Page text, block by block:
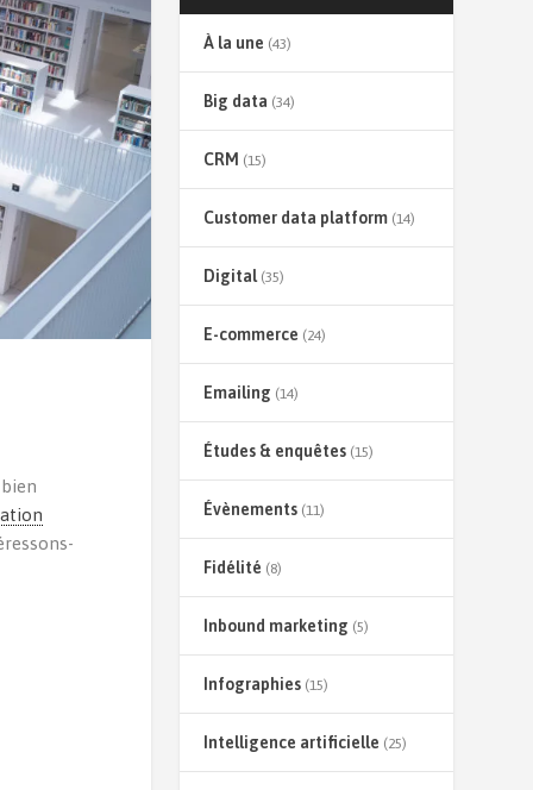
À la une (43)
Big data (34)
CRM (15)
Customer data platform(14)
Digital(35)
E-commerce (24)
Emailing (14)
Études & enquêtes(15)
Évènements(11)
Fidélité (8)
Inbound marketing (5)
Infographies(15)
Intelligence artificielle (25)